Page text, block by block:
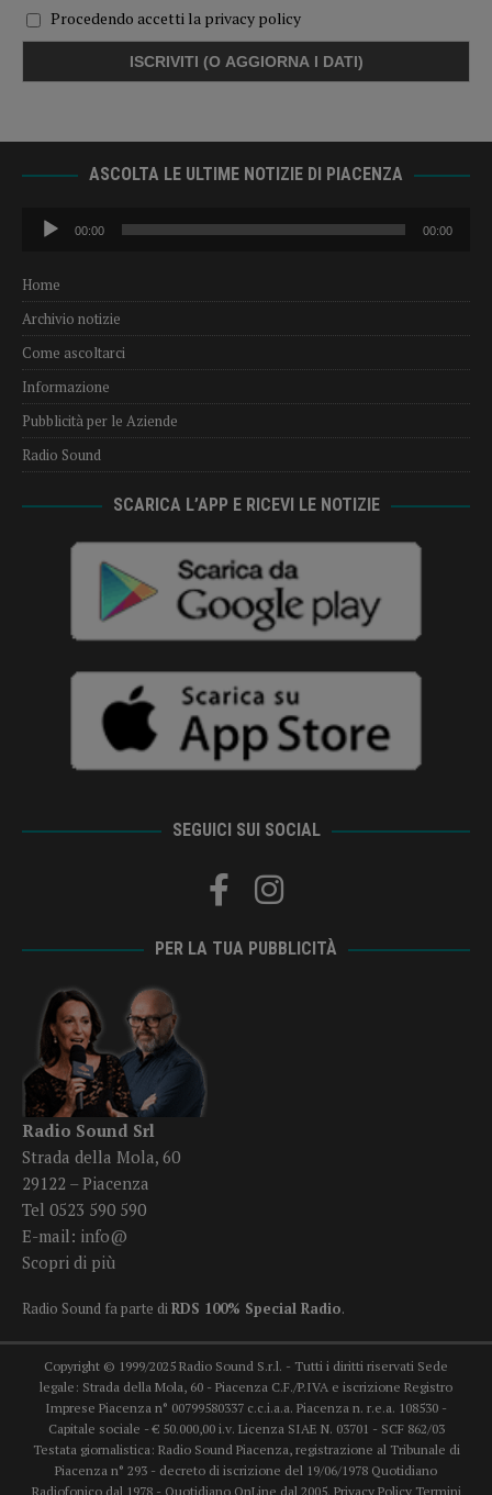
Procedendo accetti la privacy policy
ASCOLTA LE ULTIME NOTIZIE DI PIACENZA
Audio
Player
00:00 00:00
Home
Archivio notizie
Come ascoltarci
Informazione
Pubblicità per le Aziende
Radio Sound
SCARICA L’APP E RICEVI LE NOTIZIE
SEGUICI SUI SOCIAL
PER LA TUA PUBBLICITÀ
Radio Sound Srl
Strada della Mola, 60
29122 – Piacenza
Tel 0523 590 590
E-mail: info@
Scopri di più
Radio Sound fa parte diRDS 100% Special Radio.
Copyright © 1999/2025 Radio Sound S.r.l. - Tutti i diritti riservati Sede
legale: Strada della Mola, 60 - Piacenza C.F./P.IVA e iscrizione Registro
Imprese Piacenza n° 00799580337 c.c.i.a.a. Piacenza n. r.e.a. 108530 -
Capitale sociale - € 50.000,00 i.v. Licenza SIAE N. 03701 - SCF 862/03
Testata giornalistica: Radio Sound Piacenza, registrazione al Tribunale di
Piacenza n° 293 - decreto di iscrizione del 19/06/1978 Quotidiano
Radiofonico dal 1978 - Quotidiano OnLine dal 2005. Privacy Policy Termini